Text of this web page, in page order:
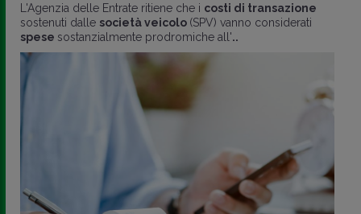
L'Agenzia delle Entrate ritiene che i costi di transazione
sostenuti dalle società veicolo (SPV) vanno considerati
spese sostanzialmente prodromiche all'..